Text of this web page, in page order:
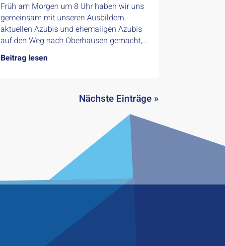
Früh am Morgen um 8 Uhr haben wir uns
gemeinsam mit unseren Ausbildern,
aktuellen Azubis und ehemaligen Azubis
auf den Weg nach Oberhausen gemacht,...
Beitrag lesen
Nächste Einträge »